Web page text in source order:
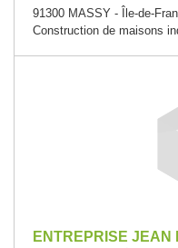
91300 MASSY - Île-de-
Construction de maisons
ENTREPRISE